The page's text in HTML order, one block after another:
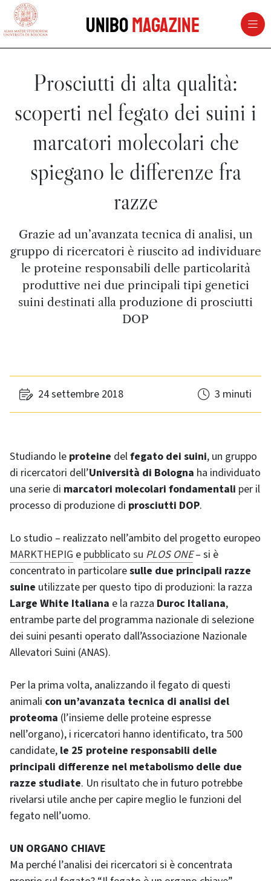
vai al contenuto della pagina
UniboMagazine
Prosciutti di alta qualità:
scoperti nel fegato dei suini i
marcatori molecolari che
spiegano le differenze fra
razze
Grazie ad un’avanzata tecnica di analisi, un
gruppo di ricercatori è riuscito ad individuare
le proteine responsabili delle particolarità
produttive nei due principali tipi genetici
suini destinati alla produzione di prosciutti
DOP
24 settembre 2018 3 minuti
Studiando le proteine delfegato dei suini, un gruppo
di ricercatori dell’Università di Bologna ha individuato
una serie di marcatori molecolari fondamentali per il
processo di produzione di prosciutti DOP.
Lo studio – realizzato nell’ambito del progetto europeo
MARKTHEPIG e pubblicato su PLOS ONE– si è
concentrato in particolaresulle due principali razze
suine utilizzate per questo tipo di produzioni: la razza
Large White Italiana e la razza Duroc Italiana,
entrambe parte del programma nazionale di selezione
dei suini pesanti operato dall’Associazione Nazionale
Allevatori Suini (ANAS).
Per la prima volta, analizzando il fegato di questi
animali con un’avanzata tecnica di analisi del
proteoma (l’insieme delle proteine espresse
nell’organo), i ricercatori hanno identificato, tra 500
candidate, le 25 proteine responsabili delle
principali differenze nel metabolismo delle due
razze studiate. Un risultato che in futuro potrebbe
rivelarsi utile anche per capire meglio le funzioni del
fegato nell’uomo.
UN ORGANO CHIAVE
Ma perché l’analisi dei ricercatori si è concentrata